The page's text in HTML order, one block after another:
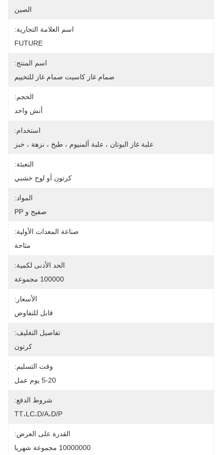
الصين
اسم العلامة التجارية:
FUTURE
اسم المنتج:
صمام غاز كاسيت صمام غاز للتخييم
الحجم:
أنش واحد
استخدام:
علبة غاز البوتان ، علبة ألمنيوم ، طبخ ، نزهة ، خبز
التعبئة:
كرتون أو لوح خشبي
المواد:
صفيح و PP
صناعة المعدات الأولية:
متاحة
الحد الأدنى لكمية:
100000 مجموعة
الأسعار:
قابل للتفاوض
تفاصيل التغليف:
كرتون
وقت التسليم:
5-20 يوم عمل
شروط الدفع:
TT،LC،D/A،D/P
القدرة على العرض:
10000000 مجموعة شهريا